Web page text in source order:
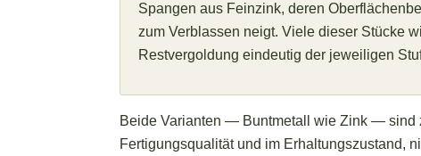
Spangen aus Feinzink, deren
zum Verblassen neigt. Viele dieser Stücke
Restvergoldung eindeutig der jeweiligen
Beide Varianten — Buntmetall wie Zink — sind
Fertigungsqualität und im Erhaltungszustand,